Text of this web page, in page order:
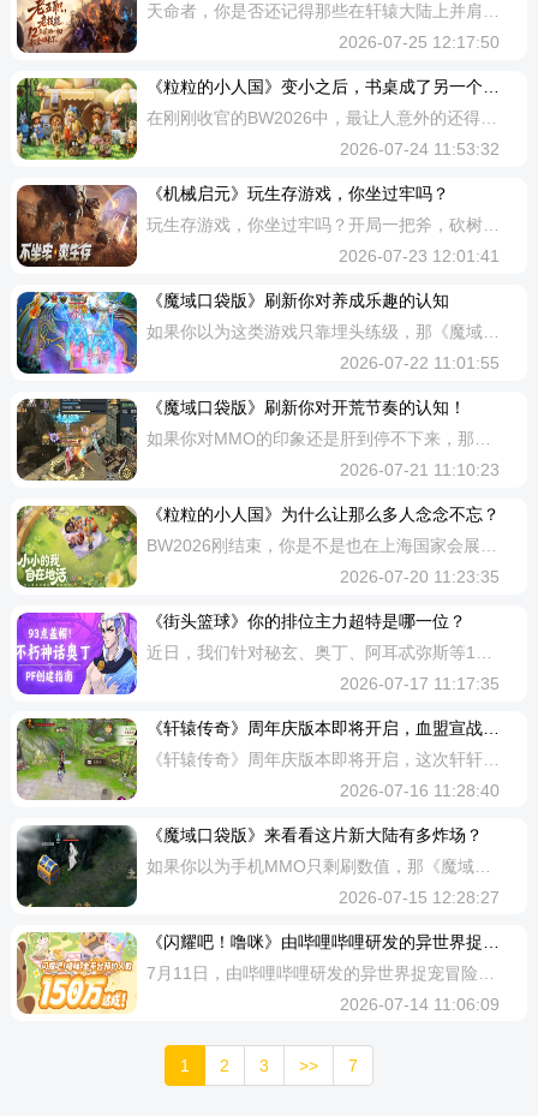
天命者，你是否还记得那些在轩辕大陆上并肩作战、热血奋战的夜晚？是否还记得轩辕城下，战鼓擂响，兄弟们并肩冲锋、激情城战的纯粹快乐？7月24日，《轩辕传奇怀旧服》正式开启公测！时光不老，兄弟不散。这一次，我们带着最初的诚意、最纯粹的战斗、最经典的画风和最丰厚的开服福利重磅归来。经典五职业全盘复古、原汁原味的轩辕城与复古UI、极简清爽的养成体系、不氪不卷的绿色生态，邀你重拾当年的满腔热血！玩法篇：六大怀旧特色带你重回2012黄金时代《轩辕传奇怀旧服》不是一次简单的复刻，而是一场写给所有天命者的“时光告白”。我们剔除了冗余与繁杂，只保留最纯粹、最热血的游戏体验：1、经典五职业：平衡如初技能数值全盘复古怀旧服将只开放当年经典的五大职业——战士、法师、刺客、幻弓、药师。技能数值与效果全盘复刻经典，45级以后的失衡技能全数砍去，回归最考验操作和团队配合的PK体验。同职业对抗、跨职业配合，胜负皆凭实力！2、原味场景界面：城阙旧时还情怀依旧完整还原了大家最熟悉的轩辕城场景与经典创角界面。一砖一瓦，皆是当年的风骨。去除了各种眼花缭乱的新版按钮，还原最干净、最熟悉的2012版UI界面布局。3、极简复古养成：
2026-07-25 12:17:50
《粒粒的小人国》​变小之后，书桌成了另一个世界
在刚刚收官的BW2026中，最让人意外的还得是《粒粒的小人国》的展台——展台互动排队天天爆满，不少人转头就去搜了预约。2026年的生活模拟赛道挤满了大厂，《粒粒的小人国》没让你去遥远的星球做基建，而是把你缩小100倍，回到了自己的卧室，在你最熟悉的那张书桌上，开启了一场完全不一样的生活模拟。变小之后，书桌成了另一个世界小人国天花板从书桌开始的小人国生活第一次进入《粒粒的小人国》，最先冲击你的是视角的变化。当你变成8厘米高的小人，那张每天趴着写字的书桌，突然变成了一座巨大的生活乐园。游戏把家园岛直接放在了你的卧室里，书桌就是你的家，窗台就是你的种植园。变身小人，钻进巨大的郁金香花蕊里那些你每天都能看到的日常用品，在这个游戏里全都有了新的身份。闹钟翻个面就是一张摇摇椅，耳机线能当秋千用，眼镜盒翻过来就是一张小沙发，鼠标垫能变成地毯，卷纸也能做灯。日常生活里的小物件，在小人国里都有大用处。这种“重新认识世界”的体验，和去异世界开荒完全不同——不需要去适应一个陌生的环境，光是重新看看身边，就已经有太多发现。零压级治愈内核社交玩法的终极密码《粒粒的小人国》最难得的，是把“无压”刻进了游戏骨子里。
2026-07-24 11:53:32
《机械启元》玩生存游戏，你坐过牢吗？
玩生存游戏，你坐过牢吗？开局一把斧，砍树砍到吐。从零开始挖矿伐木，几十个小时搭起一个家，一觉醒来被人拆成白地。枪战就是站桩泼水，谁甲厚谁赢，毫无操作可言。辛辛苦苦攒了一仓库物资，最后发现全是没人要的破烂——玩生存游戏，到底图个啥？这些痛点，英雄游戏旗下《机械启元》的开发者们比谁都清楚。这款由UE5引擎打造的近未来科幻生存竞技游戏，即将开启“晨曦测试”。而它打出的旗号只有六个字——不坐牢，爽生存。据官方消息，为了这次测试，开发团队认真复盘了玩家的每一条反馈，给游戏做了一次彻底的“体检”和调优。从战区机制到战斗手感，从基地成长到社交体验，几乎所有系统都迎来了针对性升级。开荒不坐牢：机械兽打工你只管爽传统生存游戏的开荒，说白了就是“黑奴模拟器”。砍树、采矿、伐木，机械重复的操作动辄占据几十个小时。《机械启元》的解法很简单：让机械兽去干苦力。工业型机械兽可以帮你快速采集基础资源，代步型机械兽让你在地图上健步如飞。电能兽负责能源电池采集，山地兽可高效粉碎矿脉，原油兽负责原油抽取。别人还在手搓石斧，你已经骑着机械兽满世界搜刮高价值物资了。更值得注意的是，机械兽不是一次性消耗品。玩家可以在游戏地图中
2026-07-23 12:01:41
《魔域口袋版》刷新你对养成乐趣的认知
2026-07-22 11:01:55
《魔域口袋版》​刷新你对开荒节奏的认知！
2026-07-21 11:10:23
《粒粒的小人国》​为什么让那么多人念念不忘？
2026-07-20 11:23:35
《街头篮球》你的排位主力超特是哪一位？
2026-07-17 11:17:35
2026-07-16 11:28:40
《魔域口袋版》来看看这片新大陆有多炸场？
2026-07-15 12:28:27
2026-07-14 11:06:09
1 2 3 >> 7